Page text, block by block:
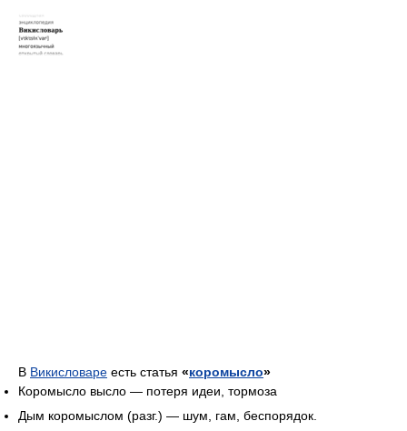
В Викисловаре есть статья «коромысло»
Коромысло высло — потеря идеи, тормоза
Дым коромыслом (разг.) — шум, гам, беспорядок.